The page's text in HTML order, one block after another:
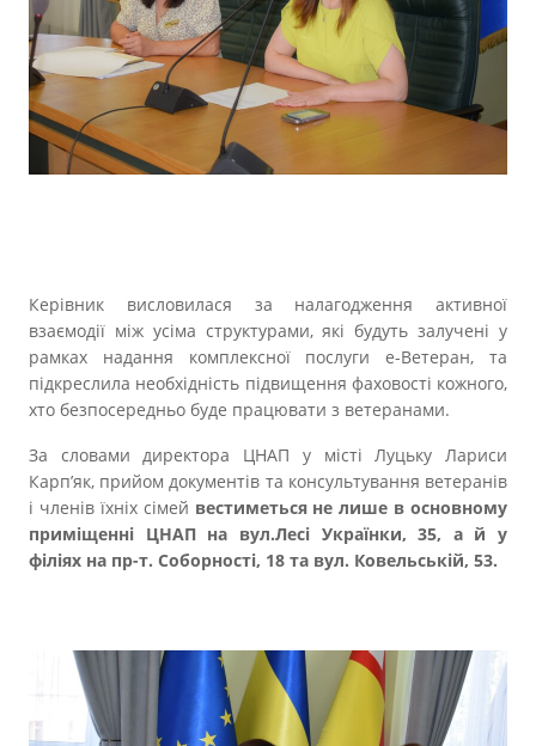
Керівник висловилася за налагодження активної
взаємодії між усіма структурами, які будуть залучені у
рамках надання комплексної послуги е-Ветеран, та
підкреслила необхідність підвищення фаховості кожного,
хто безпосередньо буде працювати з ветеранами.
За словами директора ЦНАП у місті Луцьку Лариси
Карп’як, прийом документів та консультування ветеранів
і членів їхніх сімей вестиметься не лише в основному
приміщенні ЦНАП на вул.Лесі Українки, 35, а й у
філіях на пр-т. Соборності, 18 та вул. Ковельській, 53.